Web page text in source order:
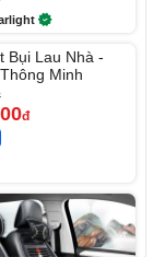
Bụi Lau Nhà -
Minh
đ